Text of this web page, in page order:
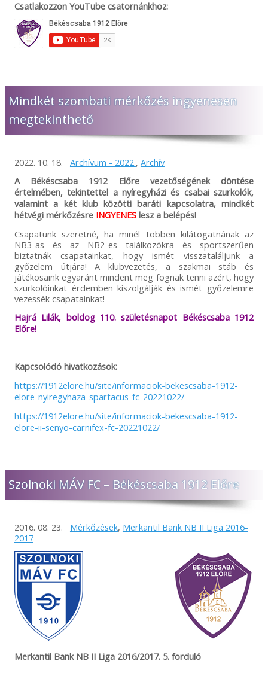
Csatlakozzon YouTube csatornánkhoz:
Mindkét szombati mérkőzés ingyenesen
megtekinthető
2022. 10. 18. Archívum - 2022., Archív
A Békéscsaba 1912 Előre vezetőségének döntése
értelmében, tekintettel a nyíregyházi és csabai szurkolók,
valamint a két klub közötti baráti kapcsolatra, mindkét
hétvégi mérkőzésre INGYENESlesz a belépés!
Csapatunk szeretné, ha minél többen kilátogatnának az
NB3-as és az NB2-es találkozókra és sportszerűen
biztatnák csapatainkat, hogy ismét visszataláljunk a
győzelem útjára! A klubvezetés, a szakmai stáb és
játékosaink egyaránt mindent meg fognak tenni azért, hogy
szurkolóinkat érdemben kiszolgálják és ismét győzelemre
vezessék csapatainkat!
Hajrá Lilák, boldog 110. születésnapot Békéscsaba 1912
Előre!
Kapcsolódó hivatkozások:
https://1912elore.hu/site/informaciok-bekescsaba-1912-
elore-nyiregyhaza-spartacus-fc-20221022/
https://1912elore.hu/site/informaciok-bekescsaba-1912-
elore-ii-senyo-carnifex-fc-20221022/
Szolnoki MÁV FC – Békéscsaba 1912 Előre
2016. 08. 23. Mérkőzések, Merkantil Bank NB II Liga 2016-
2017
Merkantil Bank NB II Liga 2016/2017. 5. forduló